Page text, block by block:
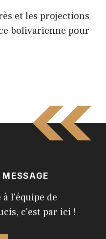
et les projections
bolivarienne pour
l'équipe de
c'est par ici !